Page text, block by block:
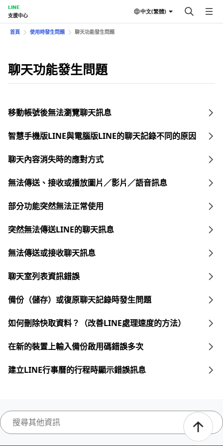
LINE
支援中心
中文(繁體)
首頁 使用時發生問題 聊天功能發生問題
聊天功能發生問題
移動帳號後無法瀏覽聊天訊息
智慧手機版LINE與電腦版LINE的聊天記錄不同的原因
聊天內容消失時的應對方式
無法傳送、接收或播放圖片／影片／語音訊息
部分功能突然無法正常使用
突然無法傳送LINE的聊天訊息
無法傳送或接收聊天訊息
聊天室列表資訊錯誤
備份（儲存）或復原聊天記錄時發生問題
如何刪除快取資料？（改善LINE處理速度的方法）
在新的裝置上輸入備份啟用碼錯誤多次
建立LINE行事曆的行程時顯示錯誤訊息